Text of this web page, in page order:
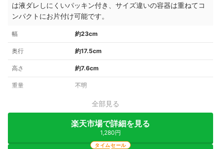
は液ダレしにくいパッキン付き、 サイズ違いの容器は重ねてコ
ンパクトにお片付け可能です。
幅 約23cm
奥行 約17.5cm
高さ 約7.6cm
重量 不明
全部見る
楽天市場で詳細を見る
1,280円
タイムセール